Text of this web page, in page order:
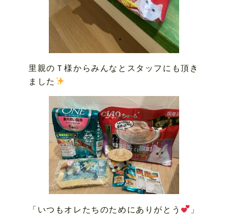
里親のＴ様からみんなとスタッフにも頂き
ました
「いつもオレたちのためにありがとう 」